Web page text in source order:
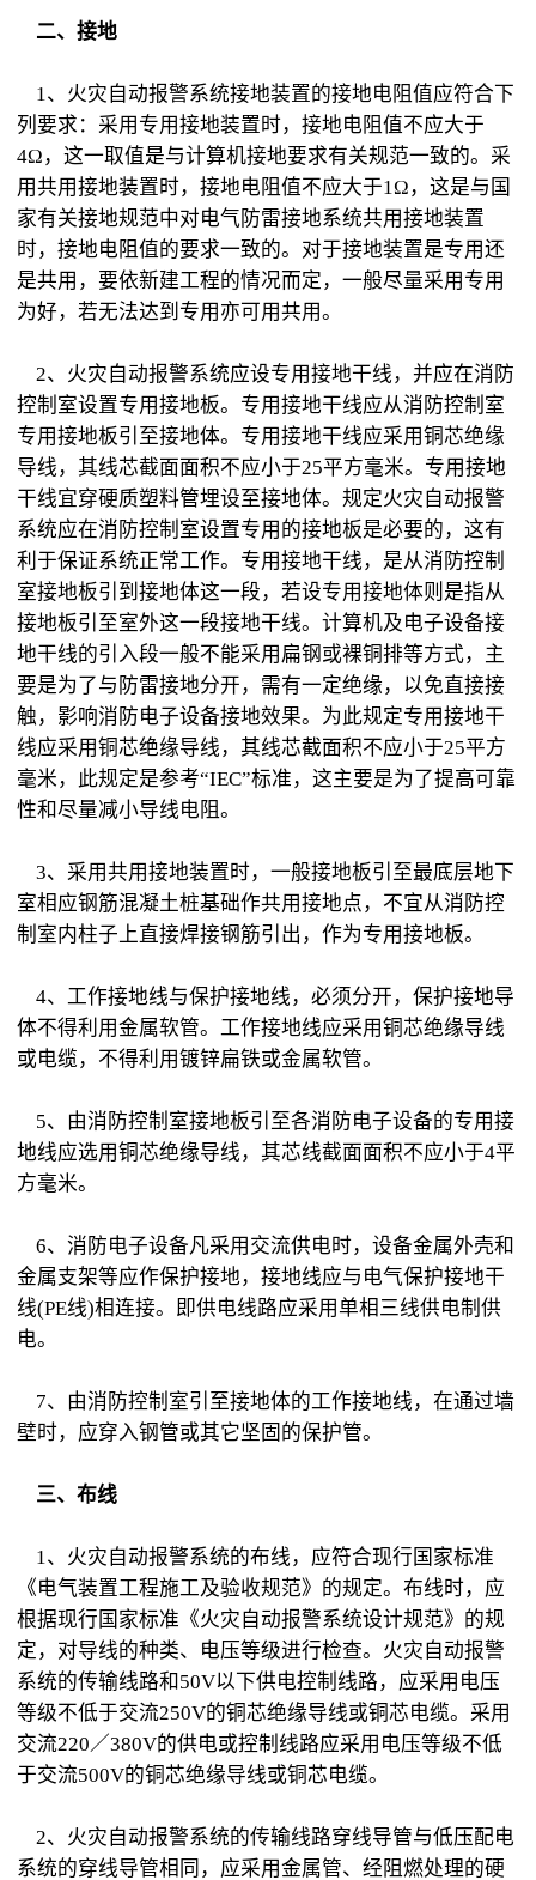
二、接地
1、火灾自动报警系统接地装置的接地电阻值应符合下
列要求：采用专用接地装置时，接地电阻值不应大于
4Ω，这一取值是与计算机接地要求有关规范一致的。采
用共用接地装置时，接地电阻值不应大于1Ω，这是与国
家有关接地规范中对电气防雷接地系统共用接地装置
时，接地电阻值的要求一致的。对于接地装置是专用还
是共用，要依新建工程的情况而定，一般尽量采用专用
为好，若无法达到专用亦可用共用。
2、火灾自动报警系统应设专用接地干线，并应在消防
控制室设置专用接地板。专用接地干线应从消防控制室
专用接地板引至接地体。专用接地干线应采用铜芯绝缘
导线，其线芯截面面积不应小于25平方毫米。专用接地
干线宜穿硬质塑料管埋设至接地体。规定火灾自动报警
系统应在消防控制室设置专用的接地板是必要的，这有
利于保证系统正常工作。专用接地干线，是从消防控制
室接地板引到接地体这一段，若设专用接地体则是指从
接地板引至室外这一段接地干线。计算机及电子设备接
地干线的引入段一般不能采用扁钢或裸铜排等方式，主
要是为了与防雷接地分开，需有一定绝缘，以免直接接
触，影响消防电子设备接地效果。为此规定专用接地干
线应采用铜芯绝缘导线，其线芯截面积不应小于25平方
毫米，此规定是参考“IEC”标准，这主要是为了提高可靠
性和尽量减小导线电阻。
3、采用共用接地装置时，一般接地板引至最底层地下
室相应钢筋混凝土桩基础作共用接地点，不宜从消防控
制室内柱子上直接焊接钢筋引出，作为专用接地板。
4、工作接地线与保护接地线，必须分开，保护接地导
体不得利用金属软管。工作接地线应采用铜芯绝缘导线
或电缆，不得利用镀锌扁铁或金属软管。
5、由消防控制室接地板引至各消防电子设备的专用接
地线应选用铜芯绝缘导线，其芯线截面面积不应小于4平
方毫米。
6、消防电子设备凡采用交流供电时，设备金属外壳和
金属支架等应作保护接地，接地线应与电气保护接地干
线(PE线)相连接。即供电线路应采用单相三线供电制供
电。
7、由消防控制室引至接地体的工作接地线，在通过墙
壁时，应穿入钢管或其它坚固的保护管。
三、布线
1、火灾自动报警系统的布线，应符合现行国家标准
《电气装置工程施工及验收规范》的规定。布线时，应
根据现行国家标准《火灾自动报警系统设计规范》的规
定，对导线的种类、电压等级进行检查。火灾自动报警
系统的传输线路和50V以下供电控制线路，应采用电压
等级不低于交流250V的铜芯绝缘导线或铜芯电缆。采用
交流220／380V的供电或控制线路应采用电压等级不低
于交流500V的铜芯绝缘导线或铜芯电缆。
2、火灾自动报警系统的传输线路穿线导管与低压配电
系统的穿线导管相同，应采用金属管、经阻燃处理的硬